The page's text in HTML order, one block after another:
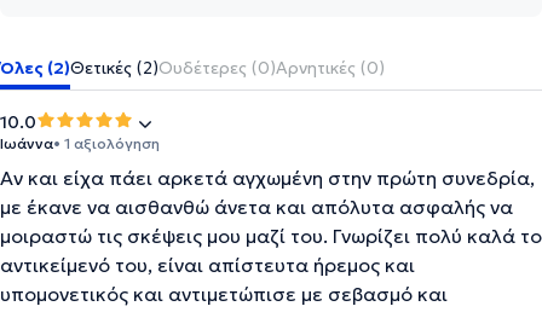
Όλες (2)Θετικές (2)Ουδέτερες (0)Αρνητικές (0)
10.0
Ιωάννα• 1 αξιολόγηση
Αν και είχα πάει αρκετά αγχωμένη στην πρώτη συνεδρία,
με έκανε να αισθανθώ άνετα και απόλυτα ασφαλής να
μοιραστώ τις σκέψεις μου μαζί του. Γνωρίζει πολύ καλά το
αντικείμενό του, είναι απίστευτα ήρεμος και
υπομονετικός και αντιμετώπισε με σεβασμό και